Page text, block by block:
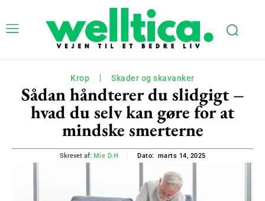
Krop Skader og skavanker
Sådan håndterer du slidgigt –
hvad du selv kan gøre for at
mindske smerterne
Skrevet af: Mie D.H Dato: marts 14, 2025